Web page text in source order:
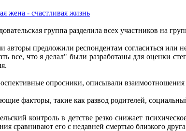
жена - счастливая жизнь
группа разделила всех участников на
авторы предложили респондентам согласиться или
все, что я делал" были разработаны для оценки
опросники, описывали
факторы, такие как развод родителей,
контроль в детстве резко снижает
сравнивают его с недавней смертью близкого